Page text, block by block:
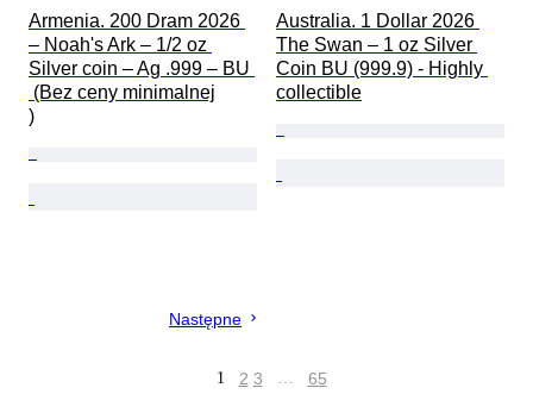
Armenia. 200 Dram 2026
– Noah's Ark – 1/2 oz
Silver coin – Ag .999 – BU
(Bez ceny minimalnej
)
Australia. 1 Dollar 2026
The Swan – 1 oz Silver
Coin BU (999.9) - Highly
collectible
Następne
1 2 3 … 65